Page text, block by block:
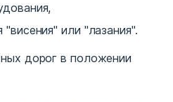
или "лазания".
дорог в положении